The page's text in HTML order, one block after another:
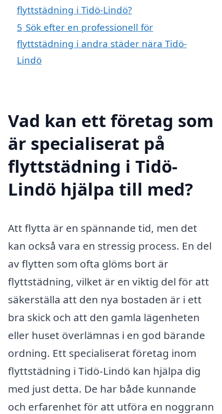
flyttstädning i Tidö-Lindö?
5 Sök efter en professionell för
flyttstädning i andra städer nära Tidö-
Lindö
Vad kan ett företag som
är specialiserat på
flyttstädning i Tidö-
Lindö hjälpa till med?
Att flytta är en spännande tid, men det
kan också vara en stressig process. En del
av flytten som ofta glöms bort är
flyttstädning, vilket är en viktig del för att
säkerställa att den nya bostaden är i ett
bra skick och att den gamla lägenheten
eller huset överlämnas i en god bärande
ordning. Ett specialiserat företag inom
flyttstädning i Tidö-Lindö kan hjälpa dig
med just detta. De har både kunnande
och erfarenhet för att utföra en noggrann